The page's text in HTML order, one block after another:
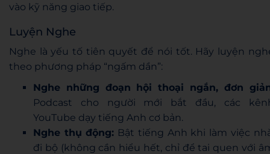
vào kỹ năng giao tiếp.
Luyện Nghe
Nghe là yếu tố tiên quyết để nói tốt. Hãy luyện
theo phương pháp “ngấm dần”:
Nghe những đoạn hội thoại ngắn, đơn
Podcast cho người mới bắt đầu, các
YouTube dạy tiếng Anh cơ bản.
Nghe thụ động: Bật tiếng Anh khi làm việc
đi bộ (không cần hiểu hết, chỉ để tai quen với